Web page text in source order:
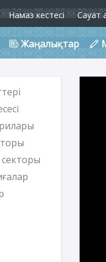
Намаз кестесі Сауат
Жаңалықтар